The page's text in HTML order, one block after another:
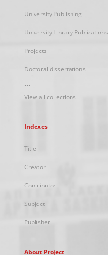
University Publishing
University Library Publications
Projects
Doctoral dissertations
...
View all collections
Indexes
Title
Creator
Contributor
Subject
Publisher
About Project